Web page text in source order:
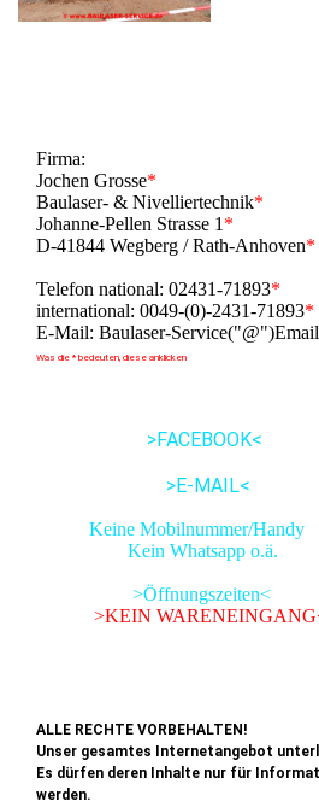
Firma:
Jochen Grosse*
Baulaser- & Nivelliertechnik*
Johanne-Pellen Strasse 1 *
D-41844 Wegberg / Rath-Anhoven*
Telefon national: 02431-71893*
international: 0049-(0)-2431-71893*
E-Mail: Baulaser-
Was die * bedeuten, diese anklicken
>FACEBOOK<
>E-MAIL<
Keine Mobilnummer/Handy
Kein Whatsapp o.ä.
>Öffnungszeiten<
>KEIN
ALLE RECHTE VORBEHALTEN!
Unser gesamtes Internetangebot
Es dürfen deren Inhalte nur für
werden.